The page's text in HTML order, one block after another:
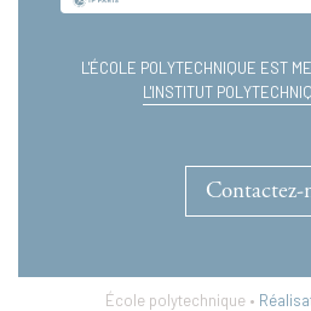
L'ÉCOLE POLYTECHNIQUE EST
L'INSTITUT
Contactez-
École polytechnique •